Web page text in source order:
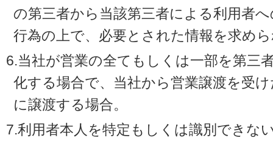
の第三者から当該第三者による利用者
行為の上で、必要とされた情報を求め
6.当社が営業の全てもしくは一部を第三
化する場合で、当社から営業譲渡を受
に譲渡する場合。
7.利用者本人を特定もしくは識別できな